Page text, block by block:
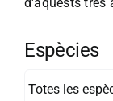
Espècies